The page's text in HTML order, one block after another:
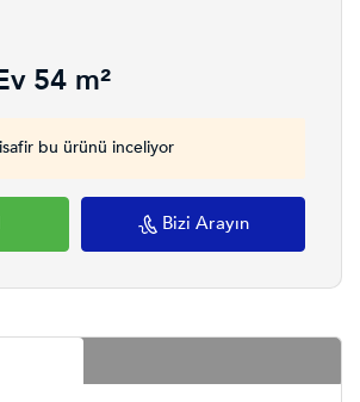
54 m²
bu ürünü inceliyor
Bizi Arayın